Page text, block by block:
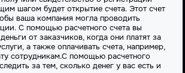
шагом будет открытие счета. Этот счет
ваша компания могла проводить
С помощью расчетного счета вы
от заказчиков, когда они платят за
а также оплачивать счета, например,
сотрудникам.С помощью расчетного
за тем, сколько денег у вас есть и